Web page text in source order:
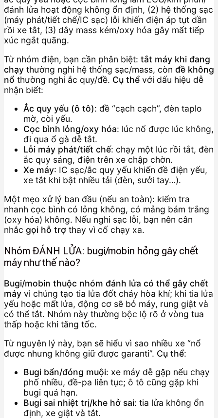
đánh lửa hoạt động không ổn định, (2) hệ thống sạc
(máy phát/tiết chế/IC sạc) lỗi khiến điện áp tụt dần
rồi xe tắt, (3) dây mass kém/oxy hóa gây mất tiếp
xúc ngắt quãng.
Từ nhóm điện, bạn cần phân biệt: tắt máy khi đang
chạy thường nghi hệ thống sạc/mass, còn đề không
nổ thường nghi ắc quy/đề. Cụ thể với dấu hiệu dễ
nhận biết:
Ắc quy yếu (ô tô): đề “cạch cạch”, đèn taplo
mờ, còi yếu.
Cọc bình lỏng/oxy hóa: lúc nổ được lúc không,
đi qua ổ gà dễ tắt.
Lỗi máy phát/tiết chế: chạy một lúc rồi tắt, đèn
ắc quy sáng, điện trên xe chập chờn.
Xe máy: IC sạc/ắc quy yếu khiến đề điện yếu,
xe tắt khi bật nhiều tải (đèn, sưởi tay…).
Một mẹo xử lý ban đầu (nếu an toàn): kiểm tra
nhanh cọc bình có lỏng không, có mảng bám trắng
(oxy hóa) không. Nếu nghi sạc lỗi, bạn nên cân
nhắc gọi hỗ trợ thay vì cố chạy xa.
Nhóm ĐÁNH LỬA: bugi/mobin hỏng gây chết
máy như thế nào?
Bugi/mobin thuộc nhóm đánh lửa có thể gây chết
máy vì chúng tạo tia lửa đốt cháy hòa khí; khi tia lửa
yếu hoặc mất lửa, động cơ sẽ bỏ máy, rung giật và
có thể tắt. Nhóm này thường bộc lộ rõ ở vòng tua
thấp hoặc khi tăng tốc.
Từ nguyên lý này, bạn sẽ hiểu vì sao nhiều xe “nổ
được nhưng không giữ được garanti”. Cụ thể:
Bugi bẩn/đóng muội: xe máy dễ gặp nếu chạy
phố nhiều, đề-pa liên tục; ô tô cũng gặp khi
bugi quá hạn.
Bugi sai nhiệt trị/khe hở sai: tia lửa không ổn
định, xe giật và tắt.